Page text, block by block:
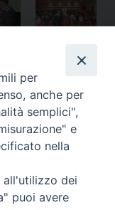
di Giovanni
per
anche per
semplici",
e
nella
all'utilizzo dei
puoi avere